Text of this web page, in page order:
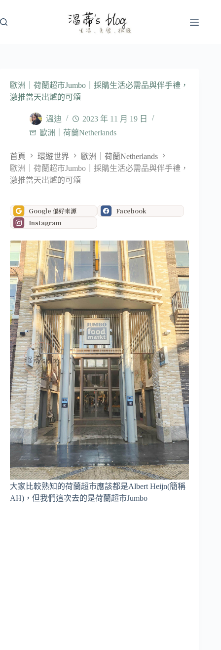
至
歐洲｜荷蘭超市Jumbo｜採購生活必需品與伴手禮，
激推當天出爐的可頌
溫迪
2023 年 11 月 19 日
歐洲｜荷蘭Netherlands
首頁 環遊世界
歐洲｜荷蘭Netherlands
歐洲｜荷蘭超市Jumbo｜採購生活必需品與伴手禮，
激推當天出爐的可頌
Google 偏好來源
Facebook
Instagram
大家比較熟知的荷蘭超市應該都是Albert Heijn(簡稱
AH)，但我們這次去的是荷蘭超市Jumbo